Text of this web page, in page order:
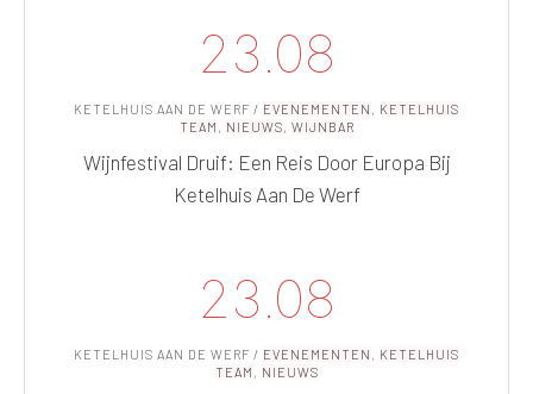
23.08
KETELHUIS AAN DE WERF / EVENEMENTEN , KETELHUIS
TEAM , NIEUWS, WIJNBAR
Wijnfestival Druif: Een Reis Door Europa Bij
Ketelhuis Aan De Werf
23.08
KETELHUIS AAN DE WERF / EVENEMENTEN , KETELHUIS
TEAM , NIEUWS